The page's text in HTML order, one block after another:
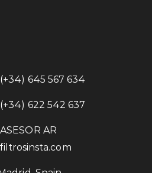
(+34) 645 567 634
(+34) 622 542 637
ASESOR AR